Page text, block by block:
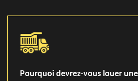
Pourquoi devrez-vous louer